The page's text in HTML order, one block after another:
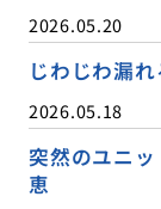
2026.05.20
じわじわ漏
2026.05.18
突然のユニ
恵